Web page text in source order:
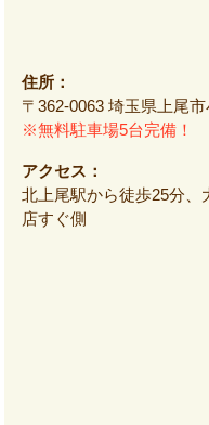
住所：
〒362-0063 埼玉県上尾
※無料駐車場5台完備！
アクセス：
北上尾駅から徒歩25分、
店すぐ側